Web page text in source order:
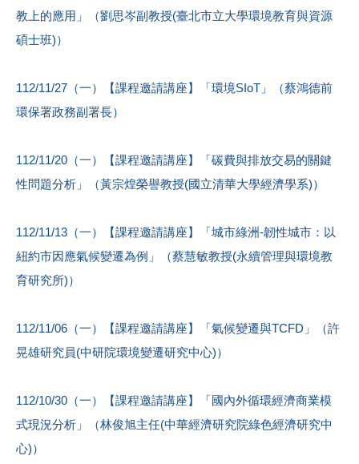
教上的應用」（劉思岑副教授(臺北市立大學環境教育與資源
碩士班)）
112/11/27（一）【課程邀請講座】「環境SIoT」（蔡鴻德前
環保署政務副署長）
112/11/20（一）【課程邀請講座】「碳費與排放交易的關鍵
性問題分析」（黃宗煌榮譽教授(國立清華大學經濟學系)）
112/11/13（一）【課程邀請講座】「城市綠洲-韌性城市：以
紐約市因應氣候變遷為例」（蔡慧敏教授(永續管理與環境教
育研究所)）
112/11/06（一）【課程邀請講座】「氣候變遷與TCFD」（許
晃雄研究員(中研院環境變遷研究中心)）
112/10/30（一）【課程邀請講座】「國內外循環經濟商業模
式現況分析」（林俊旭主任(中華經濟研究院綠色經濟研究中
心)）